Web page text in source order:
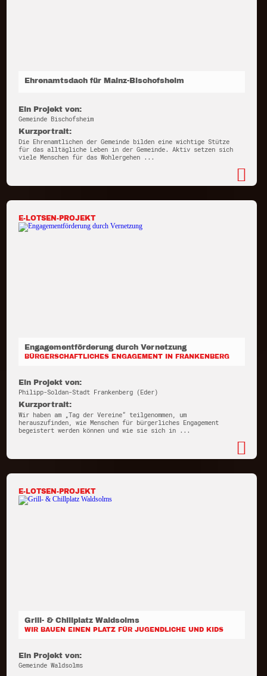
Ehrenamtsdach für Mainz-Bischofsheim
Ein Projekt von:
Gemeinde Bischofsheim
Kurzportrait:
Die Ehrenamtlichen der Gemeinde bilden eine wichtige Stütze
für das alltägliche Leben in der Gemeinde. Aktiv setzen sich
viele Menschen für das Wohlergehen ...
E-LOTSEN-PROJEKT
Engagementförderung durch Vernetzung
BÜRGERSCHAFTLICHES ENGAGEMENT IN FRANKENBERG
Ein Projekt von:
Philipp-Soldan-Stadt Frankenberg (Eder)
Kurzportrait:
Wir haben am „Tag der Vereine“ teilgenommen, um
herauszufinden, wie Menschen für bürgerliches Engagement
begeistert werden können und wie sie sich in ...
E-LOTSEN-PROJEKT
Grill- & Chillplatz Waldsolms
WIR BAUEN EINEN PLATZ FÜR JUGENDLICHE UND KIDS
Ein Projekt von:
Gemeinde Waldsolms